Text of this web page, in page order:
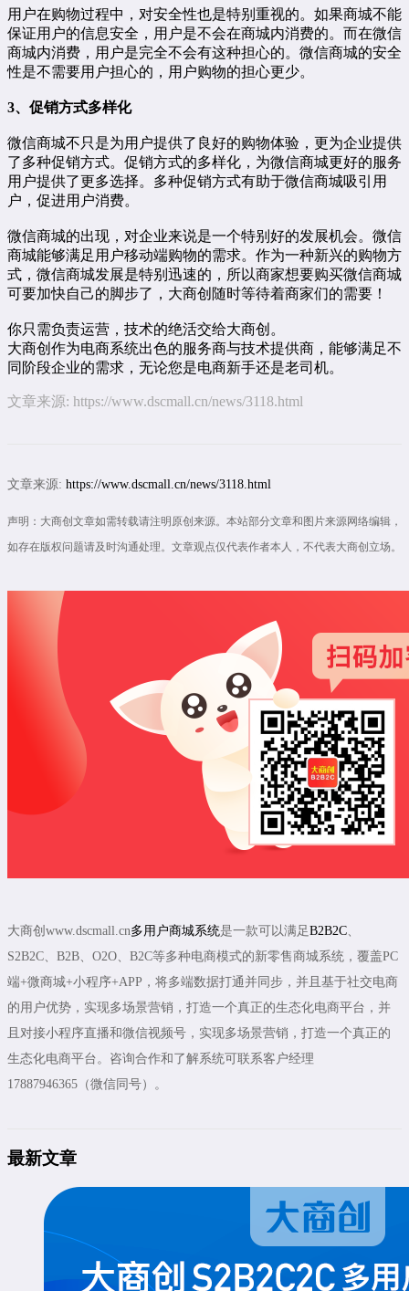
用户在购物过程中，对安全性也是特别重视的。如果商城不能
保证用户的信息安全，用户是不会在商城内消费的。而在微信
商城内消费，用户是完全不会有这种担心的。微信商城的安全
性是不需要用户担心的，用户购物的担心更少。
3、促销方式多样化
微信商城不只是为用户提供了良好的购物体验，更为企业提供
了多种促销方式。促销方式的多样化，为微信商城更好的服务
用户提供了更多选择。多种促销方式有助于微信商城吸引用
户，促进用户消费。
微信商城的出现，对企业来说是一个特别好的发展机会。微信
商城能够满足用户移动端购物的需求。作为一种新兴的购物方
式，微信商城发展是特别迅速的，所以商家想要购买微信商城
可要加快自己的脚步了，大商创随时等待着商家们的需要！
你只需负责运营，技术的绝活交给大商创。
大商创作为电商系统出色的服务商与技术提供商，能够满足不
同阶段企业的需求，无论您是电商新手还是老司机。
文章来源: https://www.dscmall.cn/news/3118.html
文章来源: https://www.dscmall.cn/news/3118.html
声明：大商创文章如需转载请注明原创来源。本站部分文章和图片来源网络编辑，
如存在版权问题请及时沟通处理。文章观点仅代表作者本人，不代表大商创立场。
大商创www.dscmall.cn多用户商城系统是一款可以满足B2B2C
S2B2C、B2B、O2O、B2C等多种电商模式的新零售商城系统，覆盖PC
端+微商城+小程序+APP，将多端数据打通并同步，并且基于社交电商
的用户优势，实现多场景营销，打造一个真正的生态化电商平台，并
且对接小程序直播和微信视频号，实现多场景营销，打造一个真正的
生态化电商平台。咨询合作和了解系统可联系客户经理
17887946365（微信同号）。
最新文章